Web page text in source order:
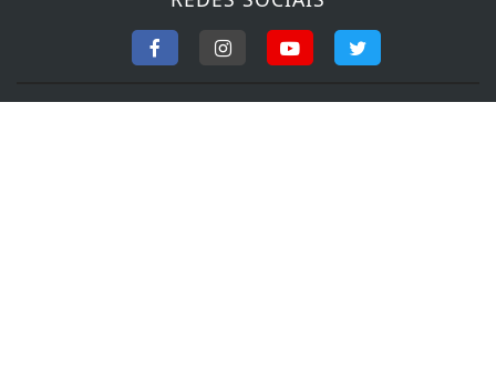
PARA MAIS INFORMAÇÕES,ACESSE NOSSOS TERMOS
CLICANDO AQUI
PROSSEGUIR